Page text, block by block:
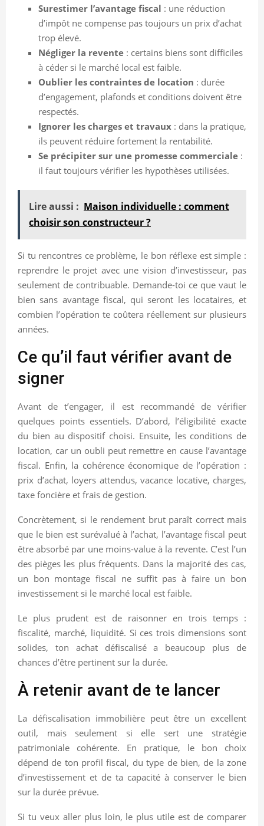
Surestimer l’avantage fiscal : une réduction
d’impôt ne compense pas toujours un prix d’achat
trop élevé.
Négliger la revente : certains biens sont difficiles
à céder si le marché local est faible.
Oublier les contraintes de location : durée
d’engagement, plafonds et conditions doivent être
respectés.
Ignorer les charges et travaux : dans la pratique,
ils peuvent réduire fortement la rentabilité.
Se précipiter sur une promesse commerciale :
il faut toujours vérifier les hypothèses utilisées.
Lire aussi : Maison individuelle : comment
choisir son constructeur ?
Si tu rencontres ce problème, le bon réflexe est simple :
reprendre le projet avec une vision d’investisseur, pas
seulement de contribuable. Demande-toi ce que vaut le
bien sans avantage fiscal, qui seront les locataires, et
combien l’opération te coûtera réellement sur plusieurs
années.
Ce qu’il faut vérifier avant de
signer
Avant de t’engager, il est recommandé de vérifier
quelques points essentiels. D’abord, l’éligibilité exacte
du bien au dispositif choisi. Ensuite, les conditions de
location, car un oubli peut remettre en cause l’avantage
fiscal. Enfin, la cohérence économique de l’opération :
prix d’achat, loyers attendus, vacance locative, charges,
taxe foncière et frais de gestion.
Concrètement, si le rendement brut paraît correct mais
que le bien est surévalué à l’achat, l’avantage fiscal peut
être absorbé par une moins-value à la revente. C’est l’un
des pièges les plus fréquents. Dans la majorité des cas,
un bon montage fiscal ne suffit pas à faire un bon
investissement si le marché local est faible.
Le plus prudent est de raisonner en trois temps :
fiscalité, marché, liquidité. Si ces trois dimensions sont
solides, ton achat défiscalisé a beaucoup plus de
chances d’être pertinent sur la durée.
À retenir avant de te lancer
La défiscalisation immobilière peut être un excellent
outil, mais seulement si elle sert une stratégie
patrimoniale cohérente. En pratique, le bon choix
dépend de ton profil fiscal, du type de bien, de la zone
d’investissement et de ta capacité à conserver le bien
sur la durée prévue.
Si tu veux aller plus loin, le plus utile est de comparer